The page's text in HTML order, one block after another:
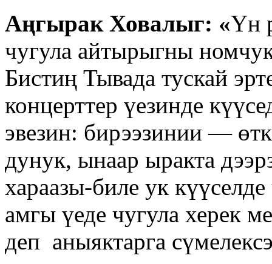
Аңгырак Ховалыг: «Үн
чугула айтырыгны
Бистиң Тывада тускай
концерттер үезинде
эвезин: бирээзинии —
дунук, ынаар ыракта
хараазы-биле ук
амгы үеде чугула херек
деп аныяктарга